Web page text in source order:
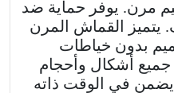
مرن. يوفر حماية ضد
يتميز القماش المرن
بدون خياطات
جميع أشكال وأحجام
يضمن في الوقت ذاته